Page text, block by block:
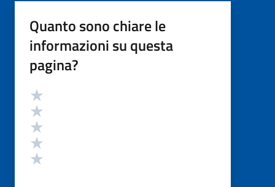
Quanto sono chiare le
informazioni su questa
pagina?
Valutazione